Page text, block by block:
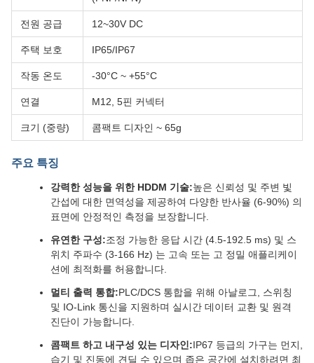
전원 공급 12~30V DC
주택 보호 IP65/IP67
작동 온도 -30°C ~ +55°C
연결 M12, 5핀 커넥터
크기 (중량) 콤팩트 디자인 ~ 65g
주요 특징
강력한 성능을 위한 HDDM 기술:높은 신뢰성 및 주변 빛
간섭에 대한 면역성을 제공하여 다양한 반사율 (6-90%) 의
표면에 안정적인 측정을 보장합니다.
유연한 구성:조정 가능한 응답 시간 (4.5-192.5 ms) 및 스
위치 주파수 (3-166 Hz) 는 고속 또는 고 정밀 애플리케이
션에 최적화를 허용합니다.
멀티 출력 통합:PLC/DCS 통합을 위해 아날로그, 스위칭
및 IO-Link 통신을 지원하며 실시간 데이터 교환 및 원격
진단이 가능합니다.
콤팩트 하고 내구성 있는 디자인:IP67 등급의 가구는 먼지,
습기 및 진동에 견딜 수 있으며 좁은 공간에 설치하려면 최